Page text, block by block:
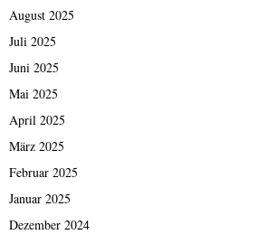
August 2025
Juli 2025
Juni 2025
Mai 2025
April 2025
März 2025
Februar 2025
Januar 2025
Dezember 2024